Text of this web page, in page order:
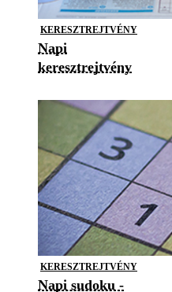
KERESZTREJTVÉNY
Napi
keresztrejtvény
KERESZTREJTVÉNY
Napi sudoku -